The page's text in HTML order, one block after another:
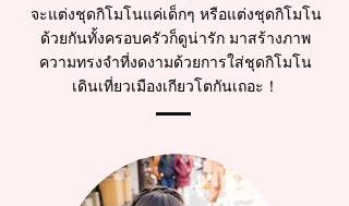
จะแต่งชุดกิโมโนแค่เด็กๆ หรือแต่งชุดกิโมโน
ด้วยกันทั้งครอบครัวก็ดูน่ารัก มาสร้างภาพ
ความทรงจำที่งดงามด้วยการใส่ชุดกิโมโน
เดินเที่ยวเมืองเกียวโตกันเถอะ！